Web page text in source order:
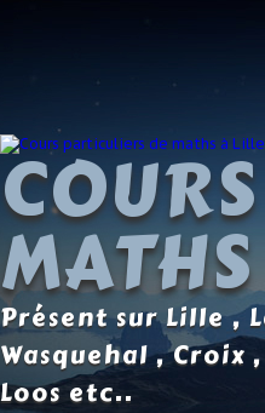
Présent sur Lille ,
Wasquehal , Croix
Loos etc..